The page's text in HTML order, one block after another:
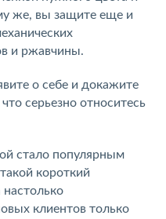
же, вы защите еще и
и ржавчины.
о себе и докажите
серьезно относитесь
стало популярным
короткий
клиентов только